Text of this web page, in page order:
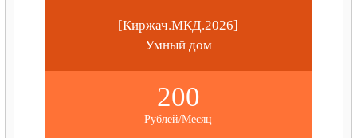
[Киржач.МКД.2026]
Умный дом
200
Рублей/Месяц